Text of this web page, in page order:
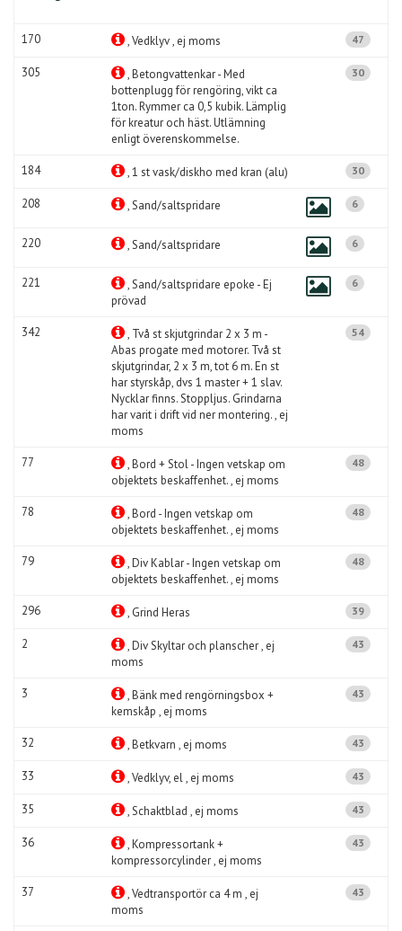
170 , Vedklyv , ej moms 47
305
, Betongvattenkar - Med
bottenplugg för rengöring, vikt ca
1ton. Rymmer ca 0,5 kubik. Lämplig
för kreatur och häst. Utlämning
enligt överenskommelse.
30
184 , 1 st vask/diskho med kran (alu) 30
208 , Sand/saltspridare 6
220 , Sand/saltspridare 6
221
, Sand/saltspridare epoke - Ej
prövad
6
342
, Två st skjutgrindar 2 x 3 m -
Abas progate med motorer. Två st
skjutgrindar, 2 x 3 m, tot 6 m. En st
har styrskåp, dvs 1 master + 1 slav.
Nycklar finns. Stoppljus. Grindarna
har varit i drift vid ner montering. , ej
moms
54
77
, Bord + Stol - Ingen vetskap om
objektets beskaffenhet. , ej moms
48
78
, Bord - Ingen vetskap om
objektets beskaffenhet. , ej moms
48
79
, Div Kablar - Ingen vetskap om
objektets beskaffenhet. , ej moms
48
296 , Grind Heras 39
2
, Div Skyltar och planscher , ej
moms
43
3
, Bänk med rengörningsbox +
kemskåp , ej moms
43
32 , Betkvarn , ej moms 43
33 , Vedklyv, el , ej moms 43
35 , Schaktblad , ej moms 43
36
, Kompressortank +
kompressorcylinder , ej moms
43
37
, Vedtransportör ca 4 m , ej
moms
43